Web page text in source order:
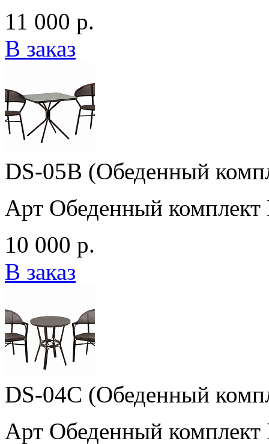
11 000 р.
В заказ
DS-05B (Обеденный
Арт Обеденный комплект
10 000 р.
В заказ
DS-04C (Обеденный
Арт Обеденный комплект